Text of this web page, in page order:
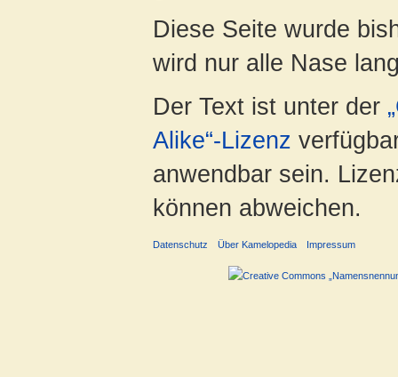
Diese Seite wurde
wird nur alle Nase
Der Text ist unter der
Alike“-Lizenz
anwendbar sein.
können abweichen.
Datenschutz Über Kamelopedia Impressum